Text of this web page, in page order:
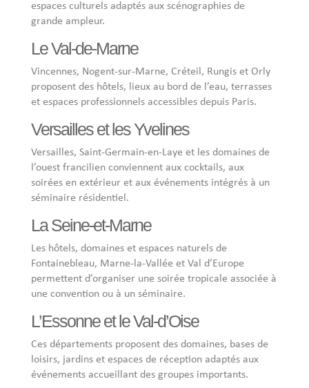
espaces culturels adaptés aux scénographies de
grande ampleur.
Le Val-de-Marne
Vincennes, Nogent-sur-Marne, Créteil, Rungis et Orly
proposent des hôtels, lieux au bord de l’eau, terrasses
et espaces professionnels accessibles depuis Paris.
Versailles et les Yvelines
Versailles, Saint-Germain-en-Laye et les domaines de
l’ouest francilien conviennent aux cocktails, aux
soirées en extérieur et aux événements intégrés à un
séminaire résidentiel.
La Seine-et-Marne
Les hôtels, domaines et espaces naturels de
Fontainebleau, Marne-la-Vallée et Val d’Europe
permettent d’organiser une soirée tropicale associée à
une convention ou à un séminaire.
L’Essonne et le Val-d’Oise
Ces départements proposent des domaines, bases de
loisirs, jardins et espaces de réception adaptés aux
événements accueillant des groupes importants.